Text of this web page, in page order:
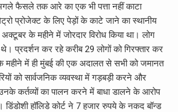
फैसले तक आरे का एक भी पत्ता नहीं काटा
प्रोजेक्ट के लिए पेड़ों के काटे जाने का स्थानीय
अक्टूबर के महीने में जोरदार विरोध किया था। लोग
प्रदर्शन कर रहे करीब 29 लोगों को गिरफ्तार कर
महीने में ही मुंबई की एक अदालत से सभी को जमानत
को सार्वजनिक व्यवस्था में गड़बड़ी करने और
कर्तव्यों का पालन करने में बाधा डालने के आरोप
डिंडोशी हॉलिडे कोर्ट ने 7 हजार रुपये के नकद बॉन्ड